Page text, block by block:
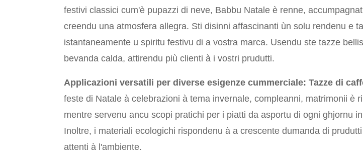
festivi classici cum'è pupazzi di neve, Babbu Natale è renne,
creendu una atmosfera allegra. Sti disinni affascinanti ùn solu rendenu e
istantaneamente u spiritu festivu di a vostra marca. Usendu ste tazze
bevanda calda, attirendu più clienti à i vostri prudutti.
Applicazioni versatili per diverse esigenze cummerciale: Tazze di
feste di Natale à celebrazioni à tema invernale, compleanni, matrimonii è
mentre servenu ancu scopi pratichi per i piatti da asportu di ogni ghjornu
Inoltre, i materiali ecologichi rispondenu à a crescente dumanda di
attenti à l'ambiente.